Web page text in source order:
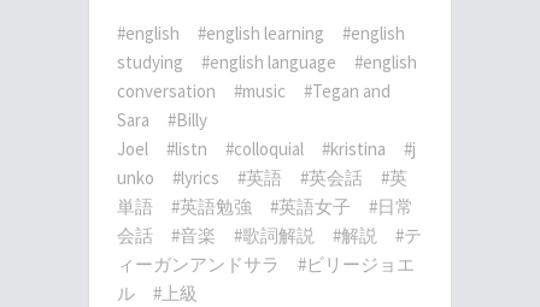
#english #english learning
#english
studying
#english language
#english
conversation
#music
#Tegan and
Sara
#Billy
Joel
#listn #colloquial #kristina
#j
unko
#lyrics #英語 #英会話
#英
単語
#英語勉強 #英語女子
#日常
会話
#音楽 #歌詞解説 #解説
#テ
ィーガンアンドサラ
#ビリージョエ
ル
#上級